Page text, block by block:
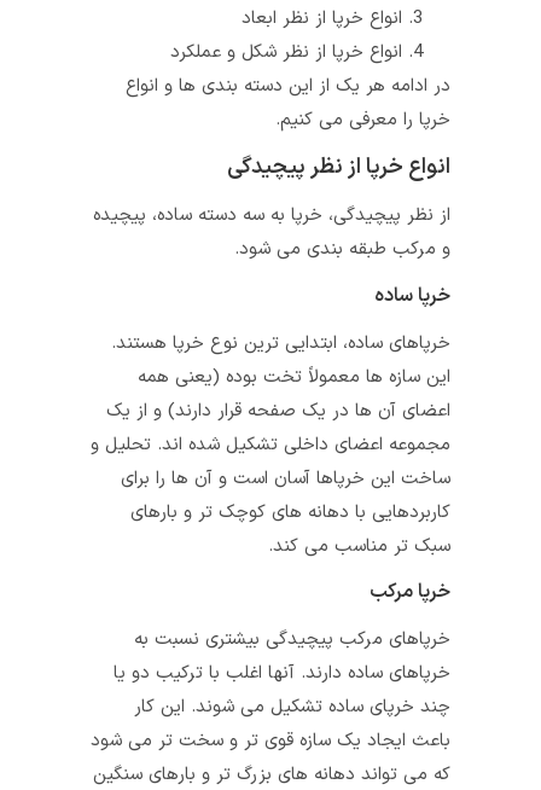
انواع خرپا از نظر ابعاد
انواع خرپا از نظر شکل و عملکرد
در ادامه هر یک از این دسته بندی ها و انواع
خرپا را معرفی می کنیم.
انواع خرپا از نظر پیچیدگی
از نظر پیچیدگی، خرپا به سه دسته ساده، پیچیده
و مرکب طبقه بندی می شود.
خرپاهای ساده، ابتدایی‌ ترین نوع خرپا هستند.
این سازه ها معمولاً تخت بوده (یعنی همه
اعضای آن‌ ها در یک صفحه قرار دارند) و از یک
مجموعه اعضای داخلی تشکیل شده‌ اند. تحلیل و
ساخت این خرپاها آسان است و آن‌ ها را برای
کاربردهایی با دهانه‌ های کوچک‌ تر و بارهای
سبک‌ تر مناسب می‌ کند.
خرپا مرکب
خرپاهای مرکب پیچیدگی بیشتری نسبت به
خرپاهای ساده دارند. آنها اغلب با ترکیب دو یا
چند خرپای ساده تشکیل می شوند. این کار
باعث ایجاد یک سازه قوی‌ تر و سخت تر می‌ شود
که می‌ تواند دهانه‌ های بزرگ‌ تر و بارهای سنگین‌